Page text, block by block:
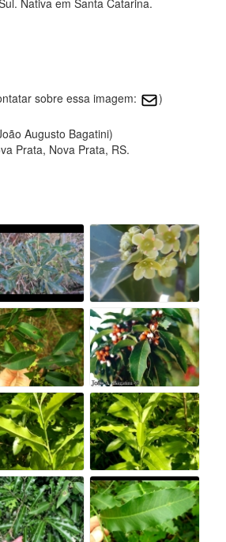
Nativa em Santa Catarina.
sobre essa imagem:
)
Augusto Bagatini)
Prata, Nova Prata, RS.